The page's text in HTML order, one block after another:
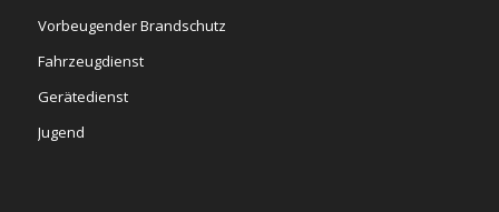
Vorbeugender Brandschutz
Fahrzeugdienst
Gerätedienst
Jugend